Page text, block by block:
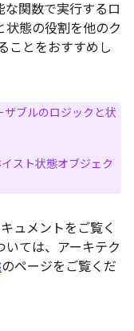
関数で実行するロ
状態の役割を他のク
ことをおすすめし
ザブルのロジックと状
スト状態オブジェク
ュメントをご覧く
ては、アーキテク
のページをご覧くだ